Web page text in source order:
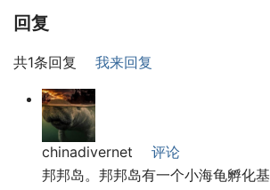
回复
共1条回复 我来回复
chinadivernet
评论
邦邦岛。邦邦岛有一个小海龟孵化